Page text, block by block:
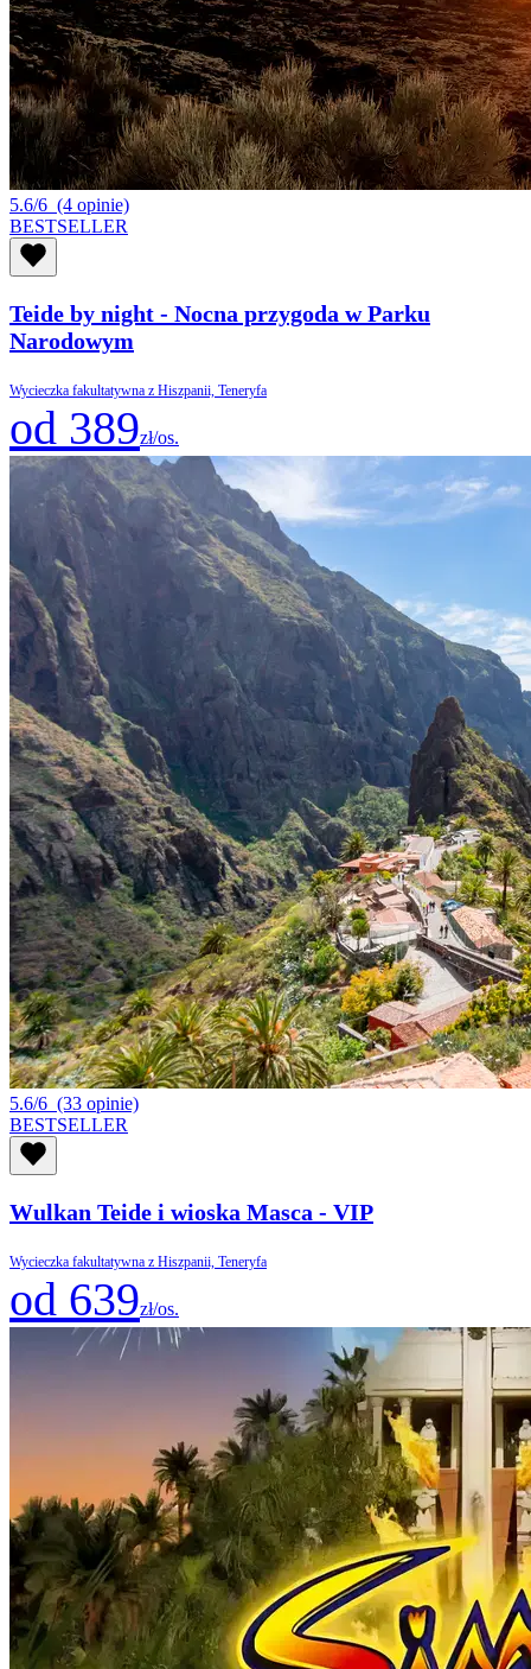
5.6/6 (4 opinie)
BESTSELLER
Teide by night - Nocna przygoda w Parku
Narodowym
Wycieczka fakultatywna z Hiszpanii, Teneryfa
od 389zł/os.
5.6/6 (33 opinie)
BESTSELLER
Wulkan Teide i wioska Masca - VIP
Wycieczka fakultatywna z Hiszpanii, Teneryfa
od 639zł/os.